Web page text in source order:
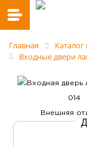
Главная
Входные двери